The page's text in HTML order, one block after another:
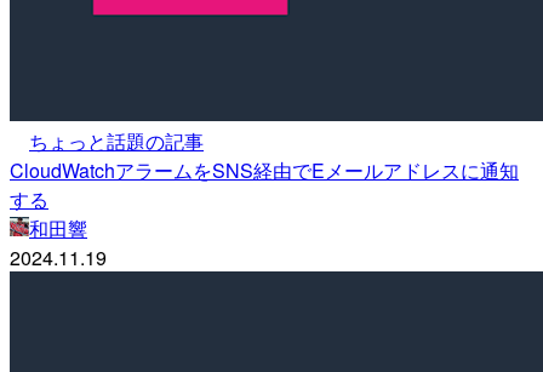
ちょっと話題の記事
CloudWatchアラームをSNS経由でEメールアドレスに通知
する
和田響
2024.11.19